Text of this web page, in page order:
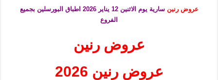
عروض رنينسارية يوم الاثنين 12 يناير 2026 اطباق البورسلين
بجميع
الفروع
عروض رنين
عروض رنين 2026